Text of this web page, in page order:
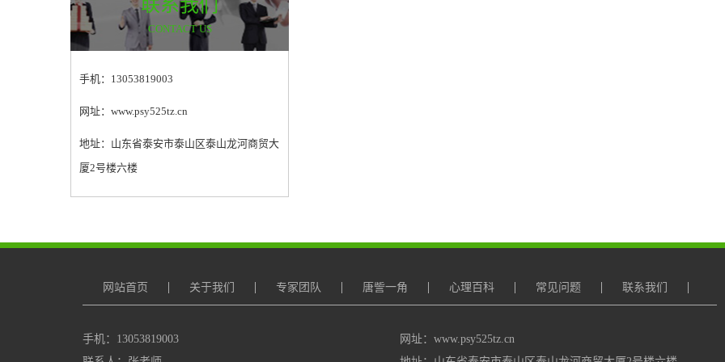
联系我们
CONTACT US
手机：13053819003
网址：www.psy525tz.cn
地址：山东省泰安市泰山区泰山龙河商贸大
厦2号楼六楼
网站首页 关于我们 专家团队 唐訾一角 心理百科 常见问题 联系我们
手机：13053819003
网址：www.psy525tz.cn